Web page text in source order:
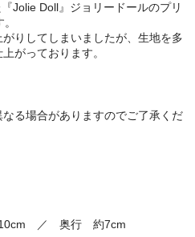
Jolie Doll』ジョリードールのプリ
りしてしまいましたが、生地を多
がっております。
る場合がありますのでご了承くだ
／ 奥行 約7cm